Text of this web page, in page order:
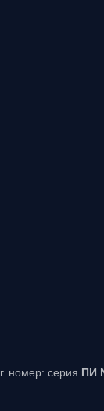
номер: серия ПИ